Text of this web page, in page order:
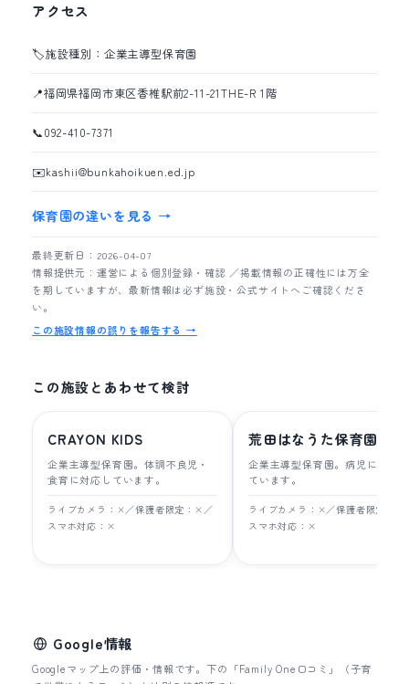
アクセス
🏷️施設種別：企業主導型保育園
📍福岡県福岡市東区香椎駅前2-11-21THE-R 1階
📞092-410-7371
✉️kashii@bunkahoikuen.ed.jp
保育園の違いを見る →
最終更新日：2026-04-07
情報提供元：運営による個別登録・確認 ／掲載情報の正確性には万全
を期していますが、最新情報は必ず施設・公式サイトへご確認くださ
い。
この施設情報の誤りを報告する →
この施設とあわせて検討
CRAYON KIDS
企業主導型保育園。体調不良児・
食育に対応しています。
ライブカメラ：×／保護者限定：×／
スマホ対応：×
荒田はなうた保育園
企業主導型保育園。病児に対応
ています。
ライブカメラ：×／保護者限定：×
スマホ対応：×
Google情報
Googleマップ上の評価・情報です。下の「Family One口コミ」（子育